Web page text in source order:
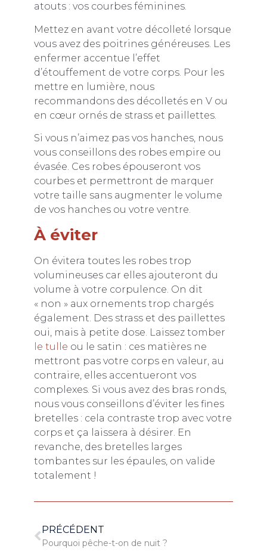
atouts : vos courbes féminines.
Mettez en avant votre décolleté lorsque
vous avez des poitrines généreuses. Les
enfermer accentue l’effet
d’étouffement de votre corps. Pour les
mettre en lumière, nous
recommandons des décolletés en V ou
en cœur ornés de strass et paillettes.
Si vous n’aimez pas vos hanches, nous
vous conseillons des robes empire ou
évasée. Ces robes épouseront vos
courbes et permettront de marquer
votre taille sans augmenter le volume
de vos hanches ou votre ventre.
À éviter
On évitera toutes les robes trop
volumineuses car elles ajouteront du
volume à votre corpulence. On dit
« non » aux ornements trop chargés
également. Des strass et des paillettes
oui, mais à petite dose. Laissez tomber
le tulle ou le satin : ces matières ne
mettront pas votre corps en valeur, au
contraire, elles accentueront vos
complexes. Si vous avez des bras ronds,
nous vous conseillons d’éviter les fines
bretelles : cela contraste trop avec votre
corps et ça laissera à désirer. En
revanche, des bretelles larges
tombantes sur les épaules, on valide
totalement !
PRÉCÉDENT
Pourquoi pêche-t-on de nuit ?